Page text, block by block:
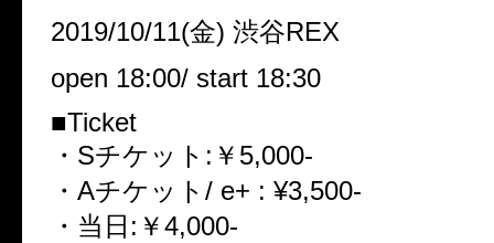
2019/10/11(金) 渋谷REX
open 18:00/ start 18:30
■Ticket
・Sチケット:￥5,000-
・Aチケット/ e+ : ¥3,500-
・当日:￥4,000-